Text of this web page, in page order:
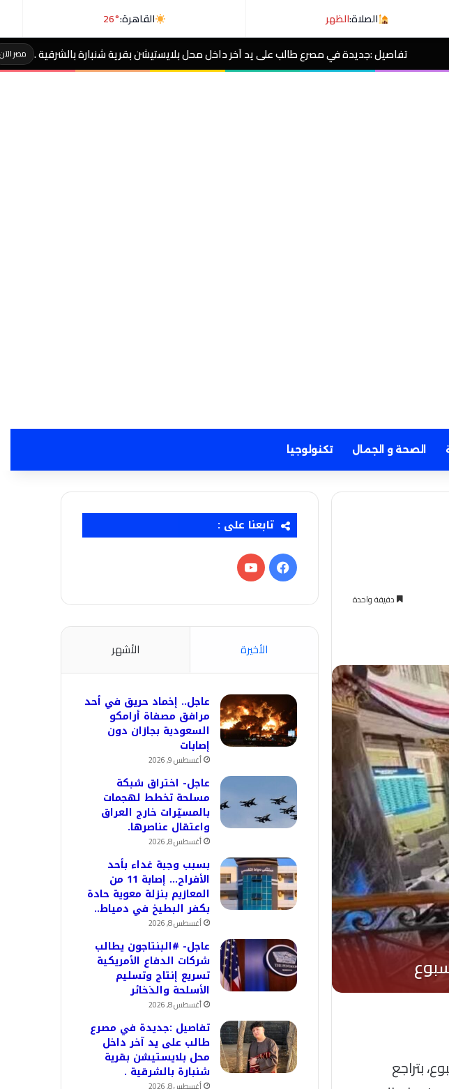
الصلاة:الظهر القاهرة:26°
مصرع طالب على يد آخر داخل محل بلايستيشن بقرية شنبارة بالشرقية . مصر الآن عاجل- نجل
الصحة و الجمال تكنولوجيا
دقيقة واحدة
بتراجع
تابعنا على :
فيسبوك‫YouTube
الأخيرة الأشهر
عاجل.. إخماد حريق في أحد
مرافق مصفاة أرامكو
السعودية بجازان دون
إصابات
أغسطس 9, 2026
عاجل- اختراق شبكة
مسلحة تخطط لهجمات
بالمسيّرات خارج العراق
واعتقال عناصرها.
أغسطس 8, 2026
بسبب وجبة غداء بأحد
الأفراح… إصابة 11 من
المعازيم بنزلة معوية حادة
بكفر البطيخ في دمياط..
أغسطس 8, 2026
عاجل- #البنتاجون يطالب
شركات الدفاع الأمريكية
تسريع إنتاج وتسليم
الأسلحة والذخائر
أغسطس 8, 2026
تفاصيل :جديدة في مصرع
طالب على يد آخر داخل
محل بلايستيشن بقرية
شنبارة بالشرقية .
أغسطس 8, 2026